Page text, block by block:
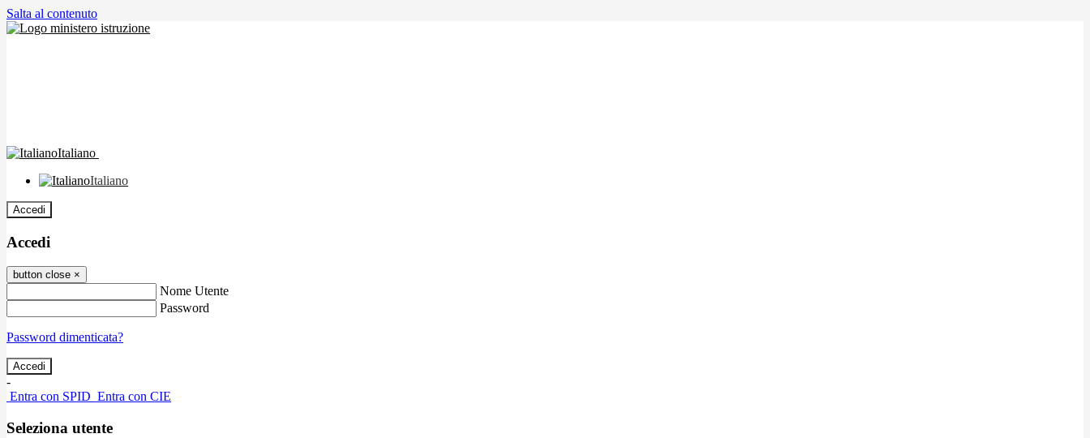
Salta al contenuto
Italiano
Italiano
Accedi
Accedi
button close ×
Nome Utente
Password
Password dimenticata?
-
Entra con SPID Entra con CIE
Seleziona utente